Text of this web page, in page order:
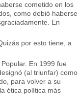
cometido en los
como debió haberse
En
por esto tiene, a
En 1999 fue
(al triunfar) como
para volver a su
ética política más